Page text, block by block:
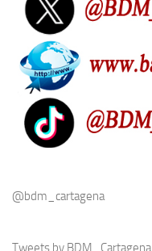
@bdm_cartagena
Tweets by BDM_Cartagena